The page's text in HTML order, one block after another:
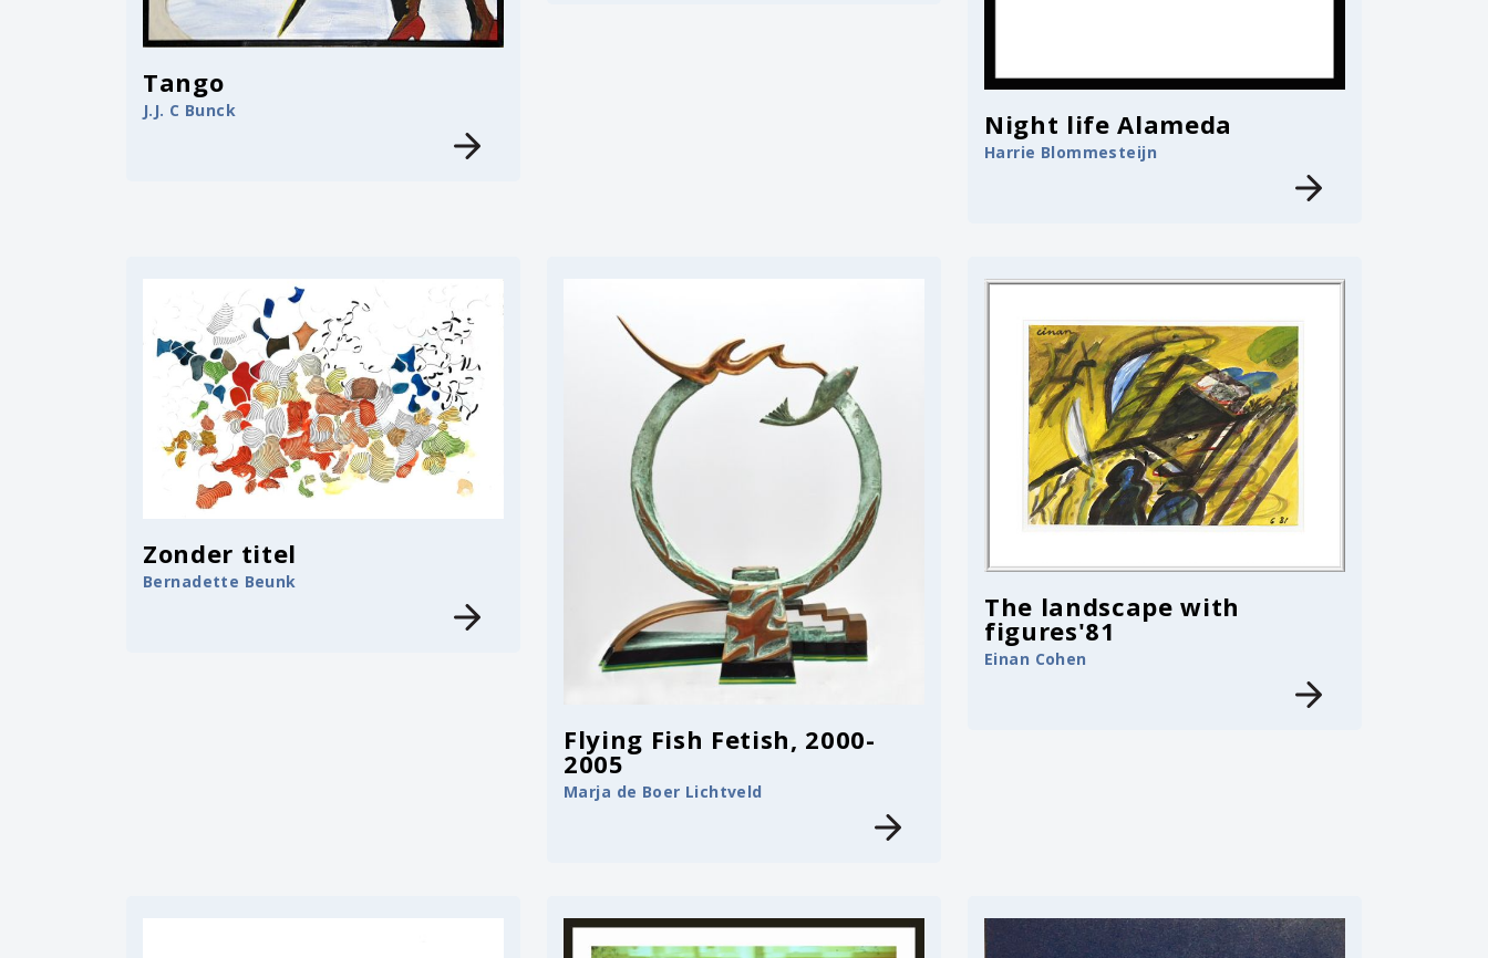
Tango
J.J. C Bunck Night life Alameda
Harrie Blommesteijn
Zonder titel
Bernadette Beunk
Flying Fish Fetish, 2000-
2005
Marja de Boer Lichtveld
The landscape with
figures'81
Einan Cohen